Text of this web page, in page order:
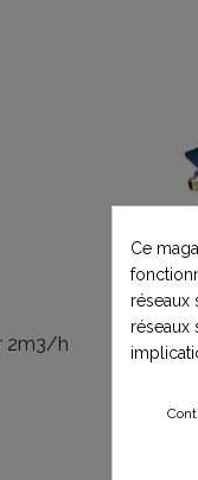
2m3/h
Ce
réseaux
réseaux